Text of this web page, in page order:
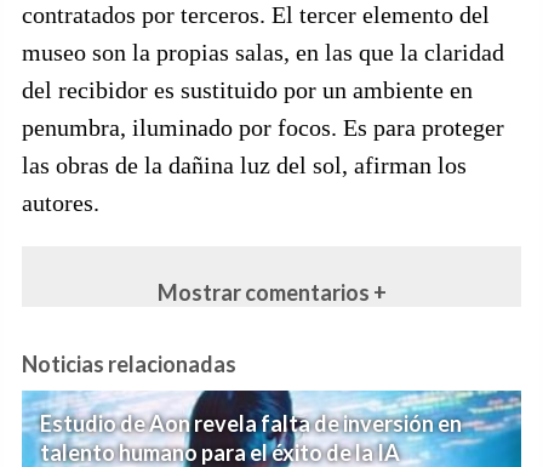
contratados por terceros. El tercer elemento del
museo son la propias salas, en las que la claridad
del recibidor es sustituido por un ambiente en
penumbra, iluminado por focos. Es para proteger
las obras de la dañina luz del sol, afirman los
autores.
Mostrar comentarios +
Noticias relacionadas
Estudio de Aon revela falta de inversión en
talento humano para el éxito de la IA